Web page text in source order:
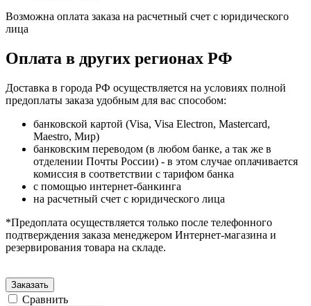
Возможна оплата заказа на расчетный счет с юридического
лица
Оплата в других регионах РФ
Доставка в города РФ осуществляется на условиях полной
предоплаты заказа удобным для вас способом:
банковской картой (Visa, Visa Electron, Mastercard,
Maestro, Мир)
банковским переводом (в любом банке, а так же в
отделении Почты России) - в этом случае оплачивается
комиссия в соответствии с тарифом банка
с помощью интернет-банкинга
на расчетный счет с юридического лица
*Предоплата осуществляется только после телефонного
подтверждения заказа менеджером Интернет-магазина и
резервирования товара на складе.
Заказать
Сравнить